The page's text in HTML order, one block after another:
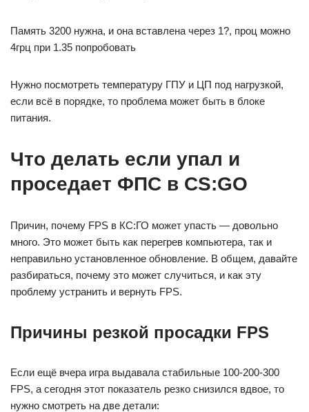
Память 3200 нужна, и она вставлена через 1?, проц можно
4грц при 1.35 попробовать
Нужно посмотреть температуру ГПУ и ЦП под нагрузкой,
если всё в порядке, то проблема может быть в блоке
питания.
Что делать если упал и
проседает ФПС в CS:GO
Причин, почему FPS в КС:ГО может упасть — довольно
много. Это может быть как перегрев компьютера, так и
неправильно установленное обновление. В общем, давайте
разбираться, почему это может случиться, и как эту
проблему устранить и вернуть FPS.
Причины резкой просадки FPS
Если ещё вчера игра выдавала стабильные 100-200-300
FPS, а сегодня этот показатель резко снизился вдвое, то
нужно смотреть на две детали: